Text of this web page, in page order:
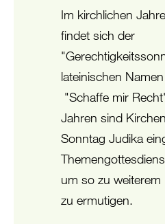
Im kirchlichen
findet sich der
lateinischen
"Schaffe mir
Jahren sind
Sonntag Judika
um so zu weiterem
zu ermutigen.